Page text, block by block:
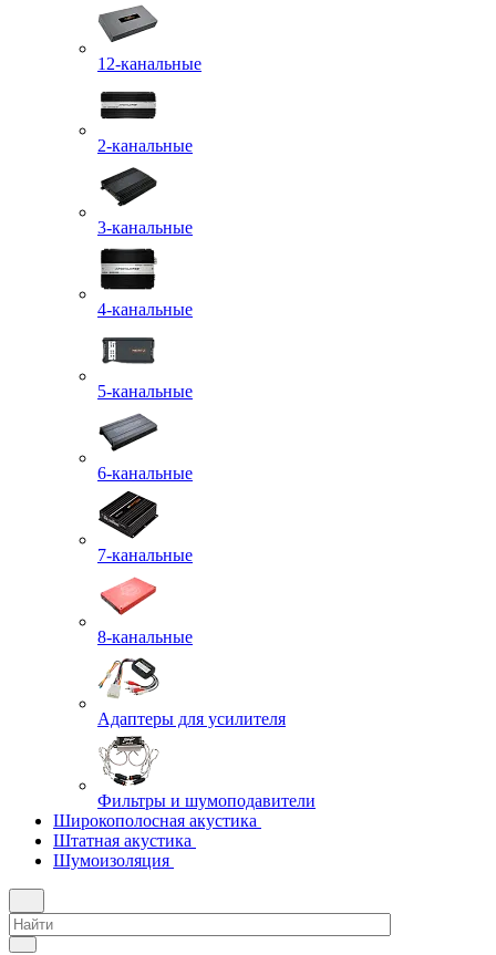
12-канальные
2-канальные
3-канальные
4-канальные
5-канальные
6-канальные
7-канальные
8-канальные
Адаптеры для усилителя
Фильтры и шумоподавители
Широкополосная акустика
Штатная акустика
Шумоизоляция